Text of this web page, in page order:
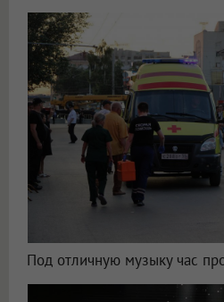
Под отличную музыку час